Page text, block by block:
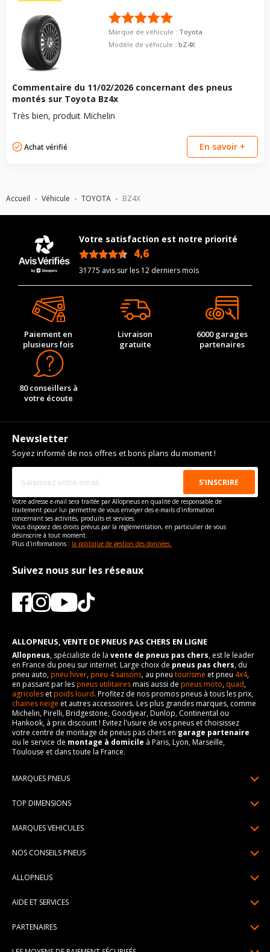
Accueil Véhicule TOYOTA BZ4X
Marque de véhicule : Toyota
Modèle de véhicule : bZ4X
Commentaire du 11/02/2026 concernant des pneus
montés sur Toyota Bz4x
Très bien, produit Michelin
Achat vérifié En savoir +
Votre satisfaction est notre priorité
4,6
31775 avis sur les 12 derniers mois
Paiement en
plusieurs fois
Livraison
gratuite
6000 garages
partenaires
80 conseillers à
votre écoute
Newsletter
Soyez informé de nos offres et bons plans du moment !
Votre adresse e-mail sera traitée par Allopneus en qualité de responsable de
traitement pour lui permettre de vous envoyer des e-mails d'information
concernant ses activités, produits et services.
Vous disposez des droits prévus par la règlementation, en particulier de vous
désinscrire à tout moment.
Plus d'informations : la politique de gestion des données.
Suivez nous sur les réseaux
ALLOPNEUS, VENTE DE PNEUS PAS CHERS EN LIGNE
Allopneus, spécialiste de la vente de pneus pas chers, est le leader
en France du pneu sur internet. Large choix de pneus pas chers, du
pneu auto,pneu hiver,pneu 4 saisons, au pneu tourisme et pneu 4x4,
en passant par lespneus utilitairesmais aussi de pneus moto, quad,
agricoles etpoids lourd. Profitez de nos promos pneus à tous les prix,
chaines neige et autres accessoires. Les plus grandes marques, comme
Michelin, Pirelli, Bridgestone, Goodyear, Dunlop, Continental ou
Hankook, à prix discount ! Evitez l'usure de vos pneus et choisissez
votre centre de montage de pneus pas chers en garage partenaire
ou le service de montage à domicile à Paris, Lyon, Marseille,
Toulouse et dans toute la France.
MARQUES PNEUS
Pneus Continental
Pneus Hankook
Pneus Dunlop
TOP DIMENSIONS
195/65R15
205/60R16
225/45R17
MARQUES VEHICULES
Peugeot
Audi
BMW
NOS CONSEILS PNEUS
Pression pneu
ALLOPNEUS
Espace Presse
AIDE ET SERVICES
PARTENAIRES